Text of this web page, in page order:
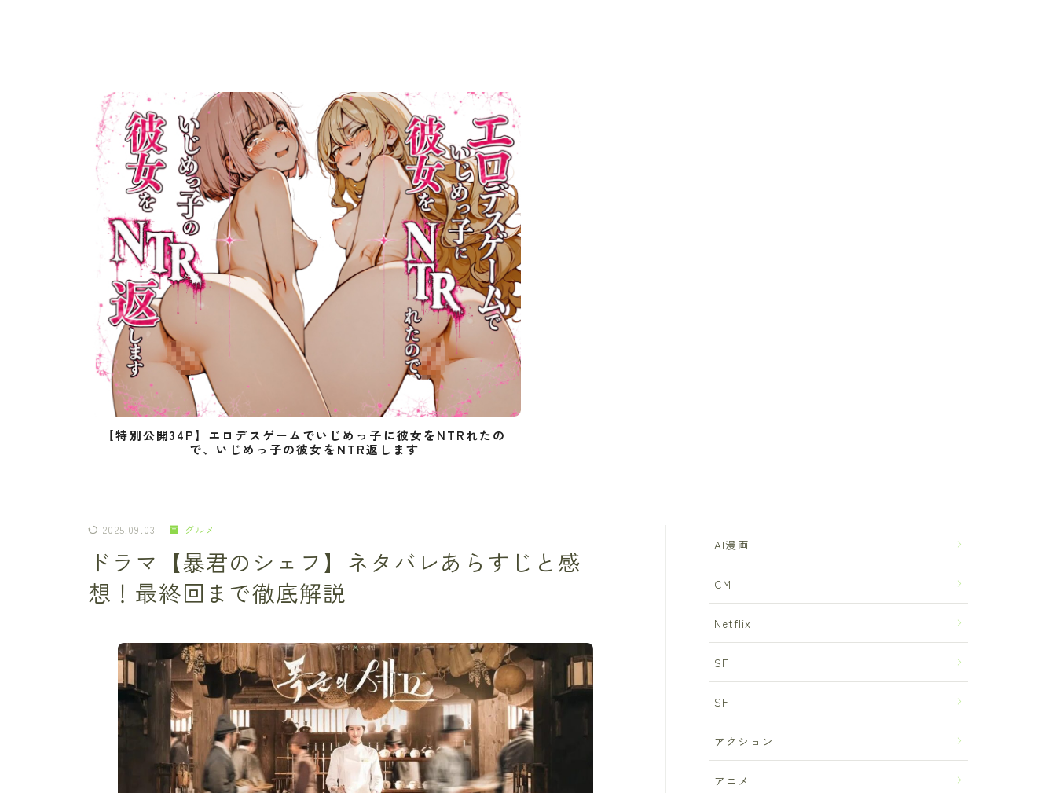
【特別公開34P】エロデスゲームでいじめっ子に彼女をNTRれたの
で、いじめっ子の彼女をNTR返します
2025.09.03 グルメ
ドラマ【暴君のシェフ】ネタバレあらすじと感
想！最終回まで徹底解説
AI漫画
CM
Netflix
SF
SF
アクション
アニメ